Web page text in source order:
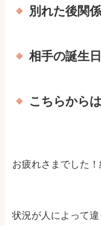
別れた後関
相手の誕生
こちらから
お疲れさまでした
状況が人によって